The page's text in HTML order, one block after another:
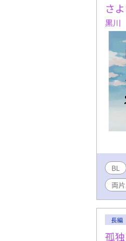
さ
黒川
BL
両
長編
孤